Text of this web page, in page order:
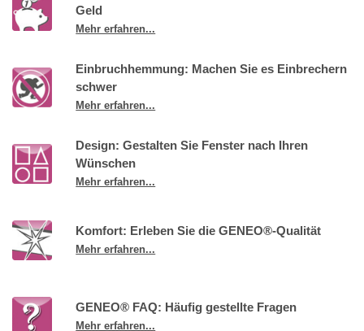
Geld
Mehr erfahren...
Einbruchhemmung: Machen Sie es Einbrechern
schwer
Mehr erfahren...
Design: Gestalten Sie Fenster nach Ihren
Wünschen
Mehr erfahren...
Komfort: Erleben Sie die GENEO®-Qualität
Mehr erfahren...
GENEO® FAQ: Häufig gestellte Fragen
Mehr erfahren...